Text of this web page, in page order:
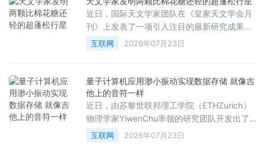
超乎想象的强大计算能力。
近日，国际天文学家团队在《皇家天文学会月
刊》上发表了一项引人注目的最新研究成果，
宣布在距离地球约1110光年外的南天星座“飞鱼
座”中，发现了两颗密度极低的“超级蓬松”巨行
为科学家研究奇异行星的起源与演化提供了罕
见的全新窗口。
互联网 2026年07月23日
量子计算机应用渺小振动实现数据存储 就像吉
他上的音符一样
近日，由苏黎世联邦理工学院（ETHZurich）
物理学家YiwenChu率领的研究团队开发出了
一种全新的量子芯片，成功将信息以微小振动
（即声子携带的振动能量包）的形式存储在芯
互联网 2026年07月23日